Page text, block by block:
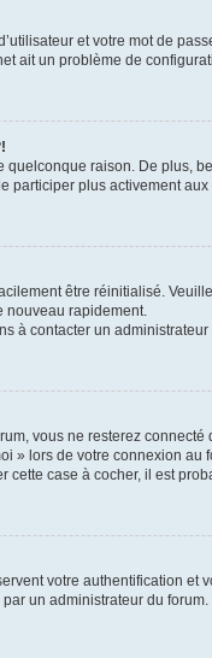
et votre mot de
ait un problème de
quelconque raison. De
participer plus activement
être réinitialisé.
nouveau rapidement.
à contacter un administrateur
vous ne resterez
» lors de votre connexion
case à cocher, il est
votre authentification
un administrateur du